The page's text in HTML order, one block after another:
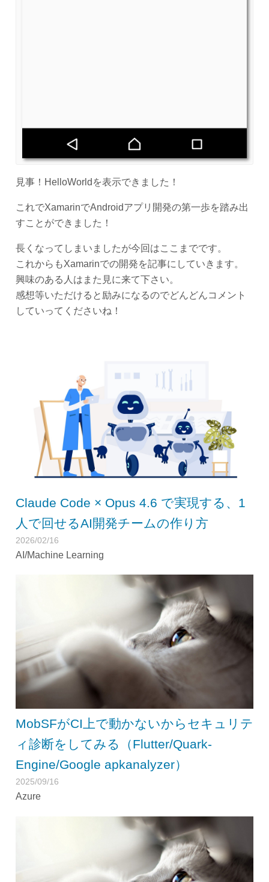
見事！HelloWorldを表示できました！
これでXamarinでAndroidアプリ開発の第一歩を踏み出
すことができました！
長くなってしまいましたが今回はここまでです。
これからもXamarinでの開発を記事にしていきます。
興味のある人はまた見に来て下さい。
感想等いただけると励みになるのでどんどんコメント
していってくださいね！
Claude Code × Opus 4.6 で実現する、1
人で回せるAI開発チームの作り方
2026/02/16
AI/Machine Learning
MobSFがCI上で動かないからセキュリテ
ィ診断をしてみる（Flutter/Quark-
Engine/Google apkanalyzer）
2025/09/16
Azure